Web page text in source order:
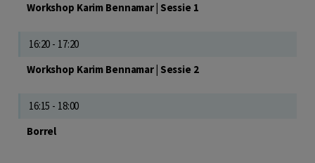
Workshop Karim Bennamar | Sessie 1
16:20 - 17:20
Workshop Karim Bennamar | Sessie 2
16:15 - 18:00
Borrel